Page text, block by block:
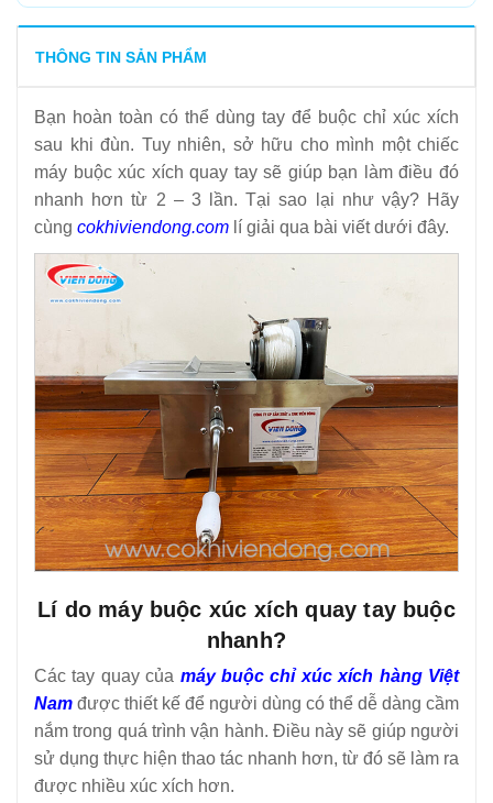
THÔNG TIN SẢN PHẨM
Bạn hoàn toàn có thể dùng tay để buộc chỉ xúc xích
sau khi đùn. Tuy nhiên, sở hữu cho mình một chiếc
máy buộc xúc xích quay tay sẽ giúp bạn làm điều đó
nhanh hơn từ 2 – 3 lần. Tại sao lại như vậy? Hãy
cùng cokhiviendong.com lí giải qua bài viết dưới đây.
Lí do máy buộc xúc xích quay tay buộc
nhanh?
Các tay quay của máy buộc chỉ xúc xích hàng Việt
Nam được thiết kế để người dùng có thể dễ dàng cầm
nắm trong quá trình vận hành. Điều này sẽ giúp người
sử dụng thực hiện thao tác nhanh hơn, từ đó sẽ làm ra
được nhiều xúc xích hơn.